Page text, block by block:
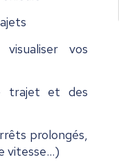
vos
trajet et des
prolongés,
vitesse…)